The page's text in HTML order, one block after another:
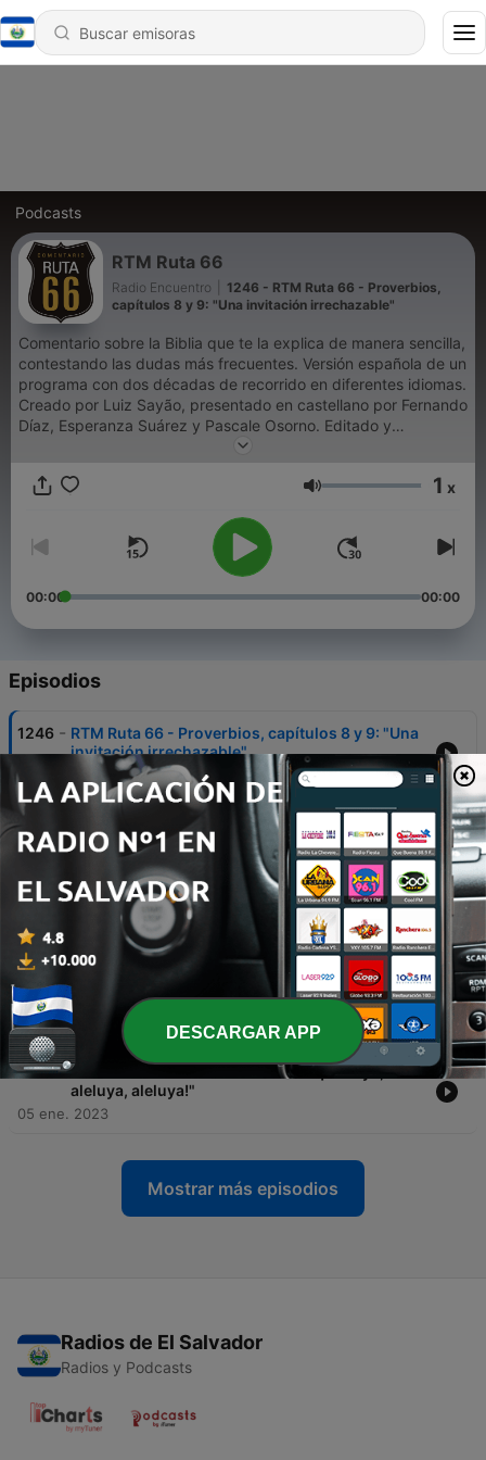
Podcasts
RTM Ruta 66
Radio Encuentro
1246 - RTM Ruta 66 - Proverbios,
capítulos 8 y 9: "Una invitación irrechazable"
Comentario sobre la Biblia que te la explica de manera sencilla,
contestando las dudas más frecuentes. Versión española de un
programa con dos décadas de recorrido en diferentes idiomas.
Creado por Luiz Sayão, presentado en castellano por Fernando
Díaz, Esperanza Suárez y Pascale Osorno. Editado y
distribuido por Radio Encuentro #radiotransmundial Síguenos:
https://radioencuentro.net/donativo
Volumen 1 x
00:00 00:00
Episodios
1246 - RTM Ruta 66 - Proverbios, capítulos 8 y 9: "Una
invitación irrechazable"
11 ene. 2023
1245
RTM Ruta 66 - Proverbios, capítulos 5 a 7: "Lío
de faldas"
1244 - RTM Ruta 66 - Proverbios, capítulos 3 y 4: "El
camino seguro hacia la sabiduría"
09 ene. 2023
1243 - RTM Ruta 66 - Proverbios, capítulos 1 y 2: "Ni
cultura, ni ciencia: solo sabiduría"
06 ene. 2023
1242 - RTM Ruta 66 - Salmos 146 a 150: "¡Aleluya,
aleluya, aleluya!"
05 ene. 2023
Mostrar más episodios
Radios de El Salvador
Radios y Podcasts
DESCARGAR APP